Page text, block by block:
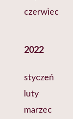
czerwiec
2022
styczeń
luty
marzec